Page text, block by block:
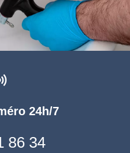
24h/7
86 34